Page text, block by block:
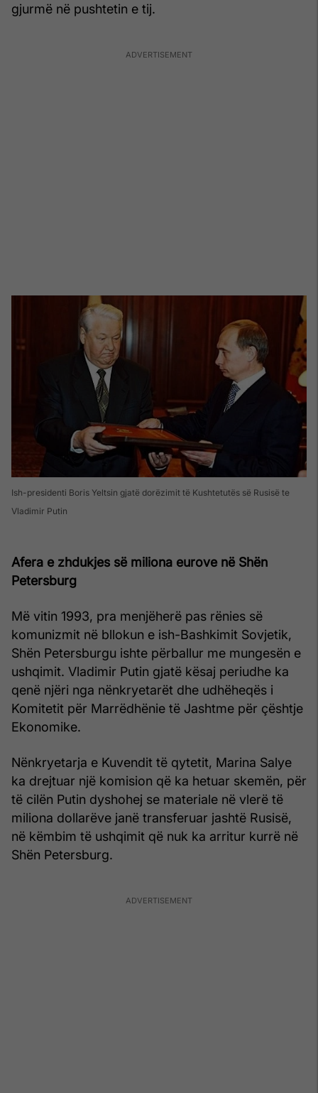
gjurmë në pushtetin e tij.
Ish-presidenti Boris Yeltsin gjatë dorëzimit të Kushtetutës së Rusisë te
Vladimir Putin
Afera e zhdukjes së miliona eurove në Shën
Petersburg
Më vitin 1993, pra menjëherë pas rënies së
komunizmit në bllokun e ish-Bashkimit Sovjetik,
Shën Petersburgu ishte përballur me mungesën e
ushqimit. Vladimir Putin gjatë kësaj periudhe ka
qenë njëri nga nënkryetarët dhe udhëheqës i
Komitetit për Marrëdhënie të Jashtme për çështje
Ekonomike.
Nënkryetarja e Kuvendit të qytetit, Marina Salye
ka drejtuar një komision që ka hetuar skemën, për
të cilën Putin dyshohej se materiale në vlerë të
miliona dollarëve janë transferuar jashtë Rusisë,
në këmbim të ushqimit që nuk ka arritur kurrë në
Shën Petersburg.